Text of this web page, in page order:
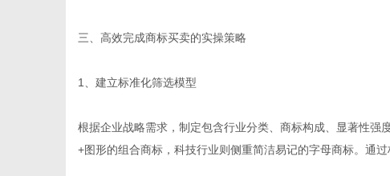
三、高效完成商标买卖的实操策略
1、建立标准化筛选模型
根据企业战略需求，制定包含行业分类、商标构成、显著性
+图形的组合商标，科技行业则侧重简洁易记的字母商标。通